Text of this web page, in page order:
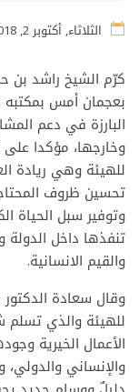
الثلاثاء, أكتوبر 2, 2018
كرّم الشيخ راشد بن
بعجمان أمس بمكتبه
البارزة في دعم
وخارجها، مؤكدا
للهيئة وهي ريادة
تحسين ظروف
وتوفير سبل الحياة
تنفذها داخل الدولة
والقيم الانسانية.
وقال سعادة الدكتور
للهيئة والذي
الأعمال الخيرية
والإنساني